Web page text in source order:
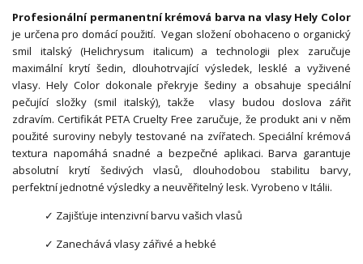
Profesionální permanentní krémová barva na vlasy Hely Color
je určena pro domácí použití. Vegan složení obohaceno o organický
smil italský (Helichrysum italicum) a technologii plex zaručuje
maximální krytí šedin, dlouhotrvající výsledek, lesklé a vyživené
vlasy. Hely Color dokonale překryje šediny a obsahuje speciální
pečující složky (smil italský), takže vlasy budou doslova zářit
zdravím. Certifikát PETA Cruelty Free zaručuje, že produkt ani v něm
použité suroviny nebyly testované na zvířatech. Speciální krémová
textura napomáhá snadné a bezpečné aplikaci. Barva garantuje
absolutní krytí šedivých vlasů, dlouhodobou stabilitu barvy,
perfektní jednotné výsledky a neuvěřitelný lesk. Vyrobeno v Itálii.
✓ Zajišťuje intenzivní barvu vašich vlasů
✓ Zanechává vlasy zářivé a hebké